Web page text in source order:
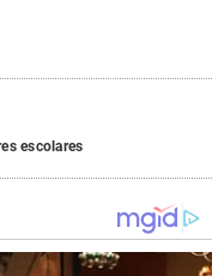
escolares